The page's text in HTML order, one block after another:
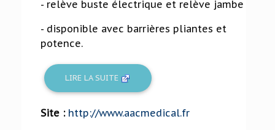
- relève buste électrique et relève jambe
- disponible avec barrières pliantes et
potence.
LIRE LA SUITE
Site : http://www.aacmedical.fr